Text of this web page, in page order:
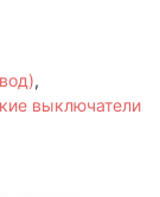
,
выключатели